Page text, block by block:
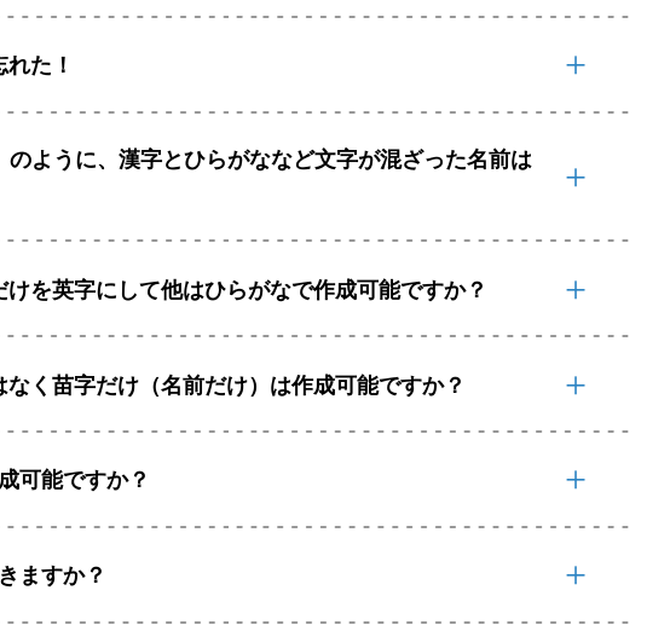
た！
のように、漢字とひらがななど文字が混ざった名前は
を英字にして他はひらがなで作成可能ですか？
く苗字だけ（名前だけ）は作成可能ですか？
可能ですか？
ますか？